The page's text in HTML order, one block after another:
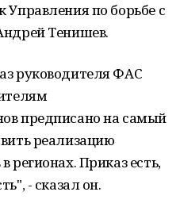
по борьбе с
Тенишев.
руководителя ФАС
предписано на самый
реализацию
регионах. Приказ есть,
- сказал он.